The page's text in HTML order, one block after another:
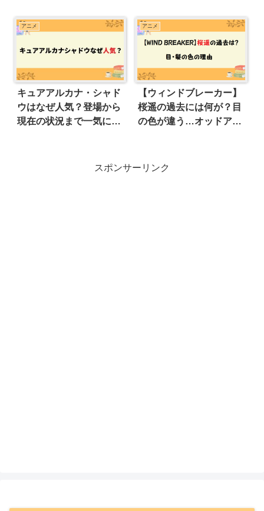
アニメ
キュアアルカナ・シャド
ウはなぜ人気？登場から
現在の状況まで一気に解
アニメ
【ウィンドブレーカー】
桜遥の過去には何が？目
の色が違う…オッドアイ
スポンサーリンク